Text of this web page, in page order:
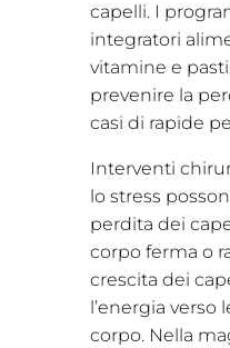
capelli. I
integratori
vitamine e
prevenire la
casi di rapide
Interventi
lo stress
perdita dei
corpo ferma o
crescita dei
l’energia verso
corpo. Nella